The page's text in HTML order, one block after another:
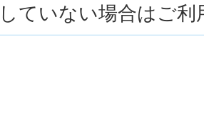
ていない場合はご利